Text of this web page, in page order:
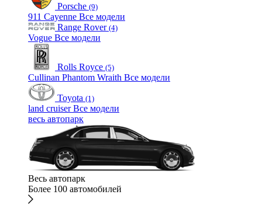
Porsche (9)
911 Cayenne Все модели
Range Rover (4)
Vogue Все модели
Rolls Royce (5)
Cullinan Phantom Wraith Все модели
Toyota (1)
land cruiserВсе модели
весь автопарк
Весь автопарк
Более 100 автомобилей